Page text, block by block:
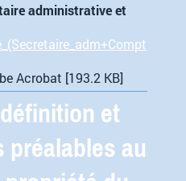
administrative et
Acrobat [193.2 KB]
et
préalables au